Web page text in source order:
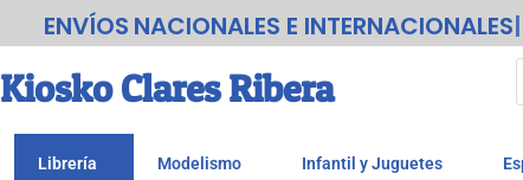
ENVÍOS NACIONALES E INTERNACIONALES
Kiosko Clares Ribera
Librería Modelismo Infantil y Juguetes